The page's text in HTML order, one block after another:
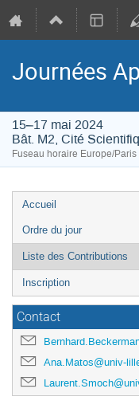
Journées
15–17 mai 2024
Bât. M2, Cité
Fuseau horaire Europe/Paris
Menu
de
l'événement
Accueil
Ordre du jour
Liste des Contributions
Inscription
Contact
Bernhard.Beckermann@univ-
Ana.Matos@univ-
Laurent.Smoch@univ-